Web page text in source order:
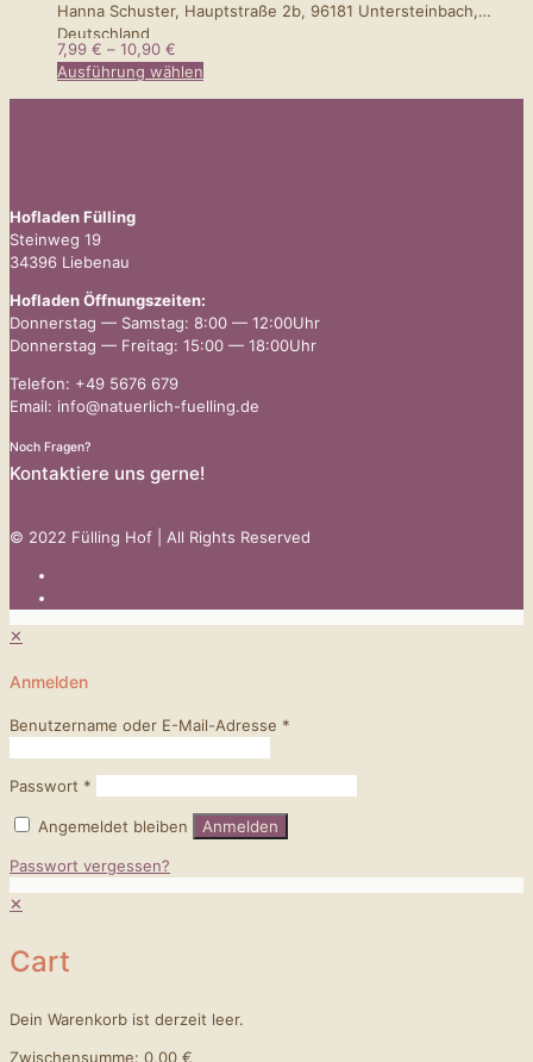
Hanna Schuster, Hauptstraße 2b, 96181 Untersteinbach,
Deutschland
7,99 € – 10,90 €
7,99 €
Ausführung wählen
der
Produktseite
gewählt
Hofladen Fülling
Steinweg 19
34396 Liebenau
Hofladen Öffnungszeiten:
Donnerstag — Samstag: 8:00 — 12:00Uhr
Donnerstag — Freitag: 15:00 — 18:00Uhr
Telefon: +49 5676 679
Email: info@natuerlich-fuelling.de
Noch Fragen?
Kontaktiere uns gerne!
© 2022 Fülling Hof | All Rights Reserved
✕
Anmelden
Benutzername oder E-Mail-Adresse *
Passwort *
Angemeldet bleiben Anmelden
Passwort vergessen?
✕
Cart
Dein Warenkorb ist derzeit leer.
Zwischensumme: 0,00 €